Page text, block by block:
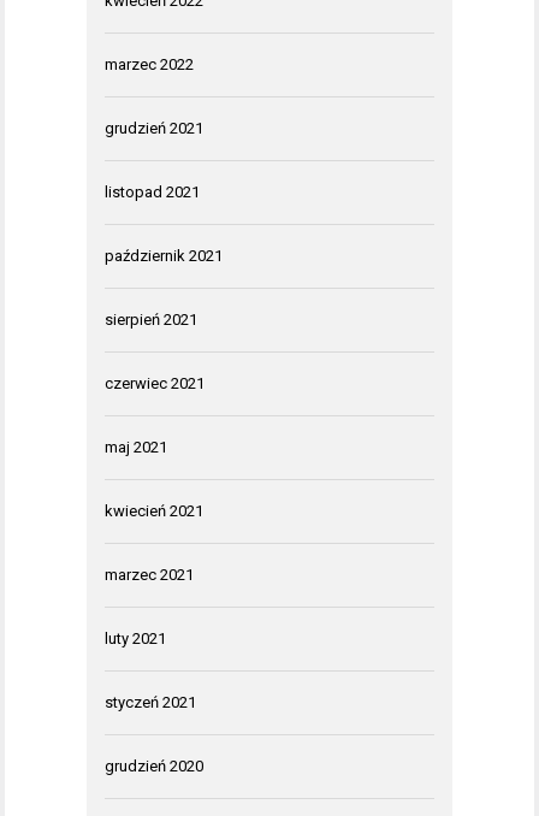
marzec 2022
grudzień 2021
listopad 2021
październik 2021
sierpień 2021
czerwiec 2021
maj 2021
kwiecień 2021
marzec 2021
luty 2021
styczeń 2021
grudzień 2020